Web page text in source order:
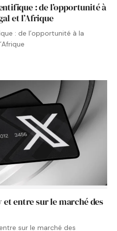
: de l’opportunité à
et l’Afrique
: de l’opportunité à la
et entre sur le marché des
sur le marché des